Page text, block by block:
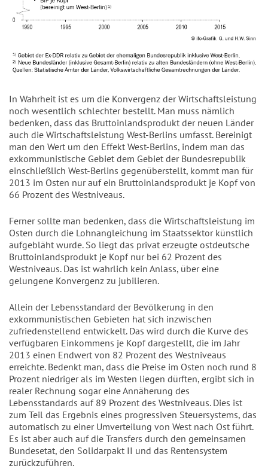
In Wahrheit ist es um die Konvergenz der Wirtschaftsleistung
noch wesentlich schlechter bestellt. Man muss nämlich
bedenken, dass das Bruttoinlandsprodukt der neuen Länder
auch die Wirtschaftsleistung West-Berlins umfasst. Bereinigt
man den Wert um den Effekt West-Berlins, indem man das
exkommunistische Gebiet dem Gebiet der Bundesrepublik
einschließlich West-Berlins gegenüberstellt, kommt man für
2013 im Osten nur auf ein Bruttoinlandsprodukt je Kopf von
66 Prozent des Westniveaus.
Ferner sollte man bedenken, dass die Wirtschaftsleistung im
Osten durch die Lohnangleichung im Staatssektor künstlich
aufgebläht wurde. So liegt das privat erzeugte ostdeutsche
Bruttoinlandsprodukt je Kopf nur bei 62 Prozent des
Westniveaus. Das ist wahrlich kein Anlass, über eine
gelungene Konvergenz zu jubilieren.
Allein der Lebensstandard der Bevölkerung in den
exkommunistischen Gebieten hat sich inzwischen
zufriedenstellend entwickelt. Das wird durch die Kurve des
verfügbaren Einkommens je Kopf dargestellt, die im Jahr
2013 einen Endwert von 82 Prozent des Westniveaus
erreichte. Bedenkt man, dass die Preise im Osten noch rund 8
Prozent niedriger als im Westen liegen dürften, ergibt sich in
realer Rechnung sogar eine Annäherung des
Lebensstandards auf 89 Prozent des Westniveaus. Dies ist
zum Teil das Ergebnis eines progressiven Steuersystems, das
automatisch zu einer Umverteilung von West nach Ost führt.
Es ist aber auch auf die Transfers durch den gemeinsamen
Bundesetat, den Solidarpakt II und das Rentensystem
zurückzuführen.